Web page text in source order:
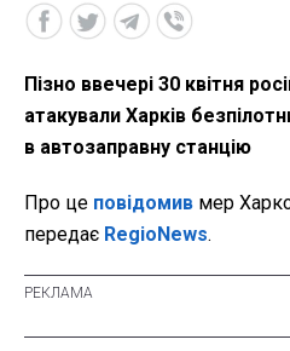
Пізно ввечері 30 квітня
атакували Харків
в автозаправну станцію
Про це повідомив мер
передає RegioNews.